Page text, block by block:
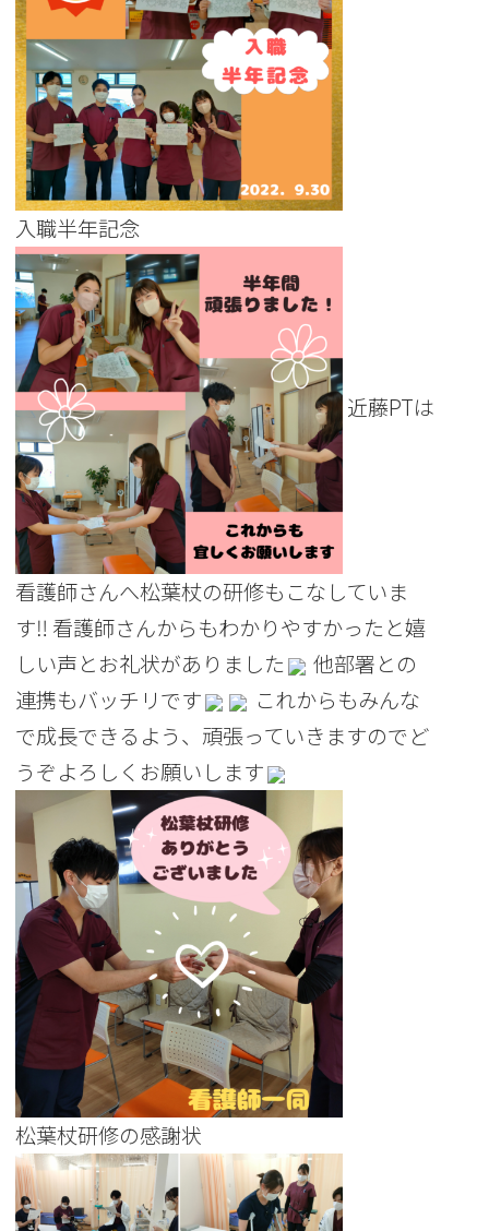
入職半年記念
近藤PTは
看護師さんへ松葉杖の研修もこなしていま
す‼ 看護師さんからもわかりやすかったと嬉
しい声とお礼状がありました
他部署との
連携もバッチリです
これからもみんな
で成長できるよう、頑張っていきますのでど
うぞよろしくお願いします
松葉杖研修の感謝状